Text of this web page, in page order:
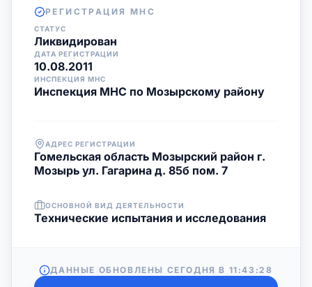
РЕГИСТРАЦИЯ МНС
СТАТУС
Ликвидирован
ДАТА РЕГИСТРАЦИИ
10.08.2011
ИНСПЕКЦИЯ МНС
Инспекция МНС по Мозырскому району
АДРЕС РЕГИСТРАЦИИ
Гомельская область Мозырский район г.
Мозырь ул. Гагарина д. 85б пом. 7
ОСНОВНОЙ ВИД ДЕЯТЕЛЬНОСТИ
Технические испытания и исследования
ДАННЫЕ ОБНОВЛЕНЫ СЕГОДНЯ В 11:43:28